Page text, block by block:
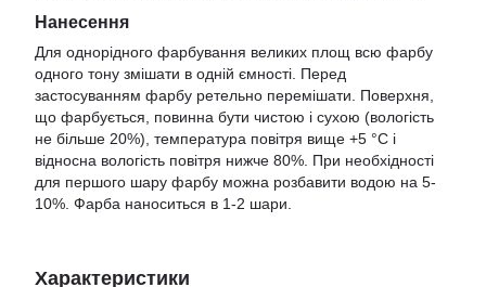
Нанесення
Для однорідного фарбування великих площ всю фарбу
одного тону змішати в одній ємності. Перед
застосуванням фарбу ретельно перемішати. Поверхня,
що фарбується, повинна бути чистою і сухою (вологість
не більше 20%), температура повітря вище +5 °С і
відносна вологість повітря нижче 80%. При необхідності
для першого шару фарбу можна розбавити водою на 5-
10%. Фарба наноситься в 1-2 шари.
Характеристики